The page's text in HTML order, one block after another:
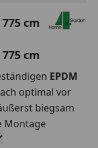
cm
cm
EPDM
optimal vor
biegsam
Montage